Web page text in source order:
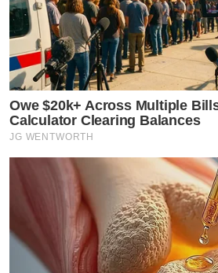
Owe $20k+ Across Multiple
Calculator Clearing Balances
JG WENTWORTH